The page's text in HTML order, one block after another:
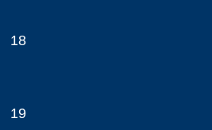
18
19